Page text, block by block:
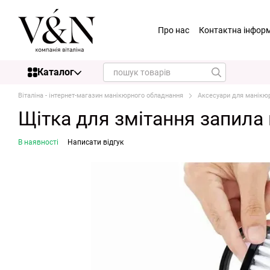
Перейти до основного контенту
Про нас Контактна
Каталог
Віталіна - інтернет-магазин манікюрного обладнання Аксесуари для
Щітка для змітання запила
В наявності Написати відгук